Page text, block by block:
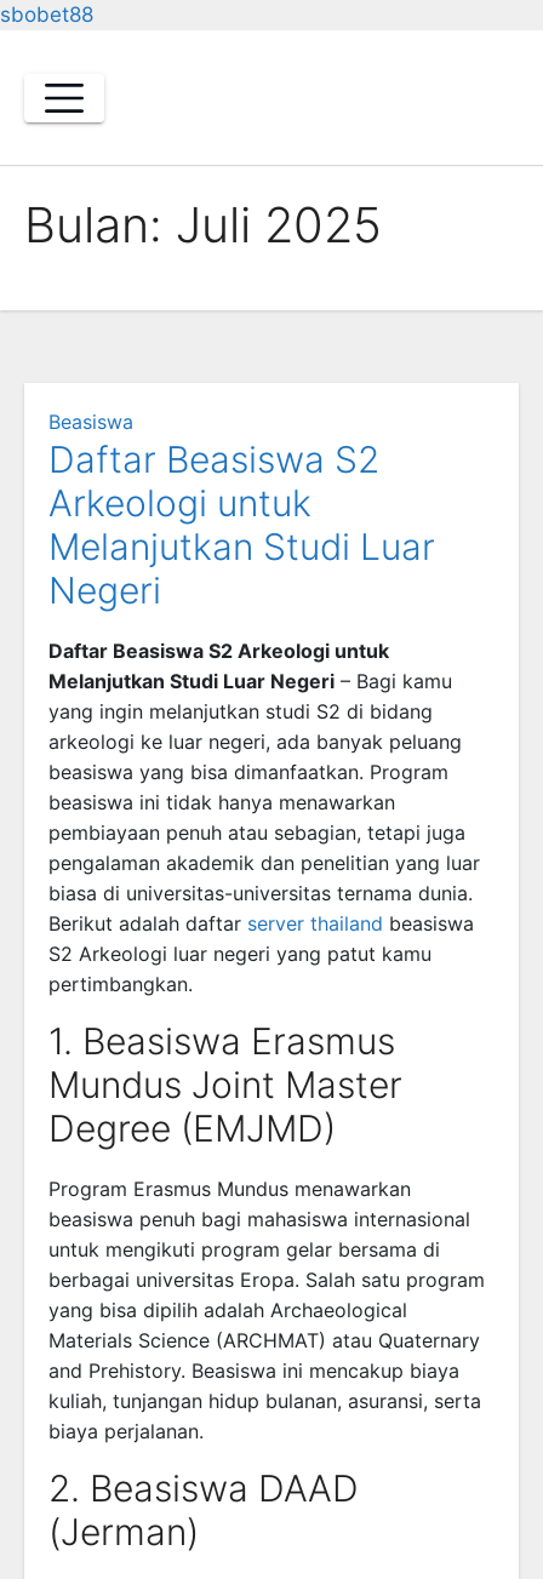
sbobet88
content
Bulan: Juli 2025
Beasiswa
Daftar Beasiswa S2
Arkeologi untuk
Melanjutkan Studi Luar
Negeri
Daftar Beasiswa S2 Arkeologi untuk
Melanjutkan Studi Luar Negeri – Bagi kamu
yang ingin melanjutkan studi S2 di bidang
arkeologi ke luar negeri, ada banyak peluang
beasiswa yang bisa dimanfaatkan. Program
beasiswa ini tidak hanya menawarkan
pembiayaan penuh atau sebagian, tetapi juga
pengalaman akademik dan penelitian yang luar
biasa di universitas-universitas ternama dunia.
Berikut adalah daftar server thailand beasiswa
S2 Arkeologi luar negeri yang patut kamu
pertimbangkan.
1. Beasiswa Erasmus
Mundus Joint Master
Degree (EMJMD)
Program Erasmus Mundus menawarkan
beasiswa penuh bagi mahasiswa internasional
untuk mengikuti program gelar bersama di
berbagai universitas Eropa. Salah satu program
yang bisa dipilih adalah Archaeological
Materials Science (ARCHMAT) atau Quaternary
and Prehistory. Beasiswa ini mencakup biaya
kuliah, tunjangan hidup bulanan, asuransi, serta
biaya perjalanan.
2. Beasiswa DAAD
(Jerman)